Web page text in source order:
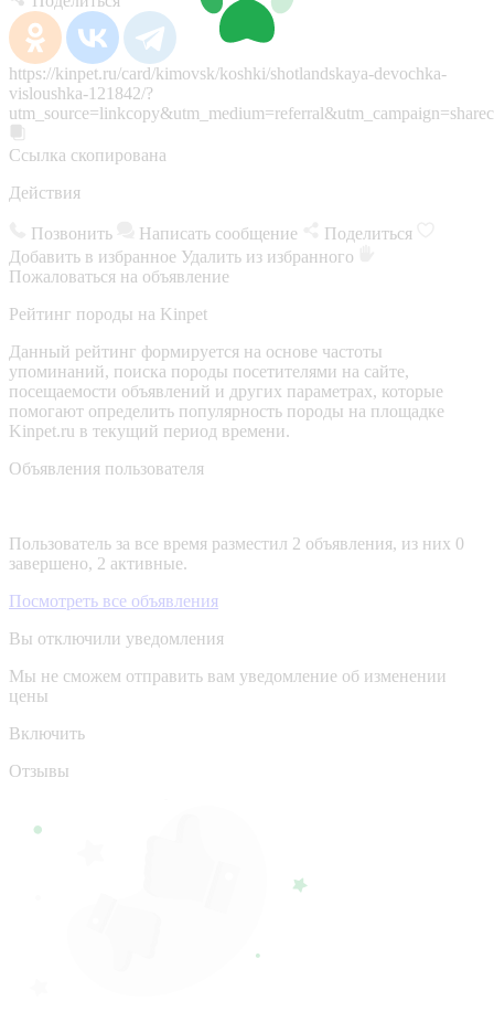
https://kinpet.ru/card/kimovsk/koshki/shotlandskaya-devochka-
visloushka-121842/?
Ссылка скопирована
Действия
Позвонить Написать сообщение
Поделиться
Добавить в избранное Удалить из избранного
Пожаловаться на объявление
Рейтинг породы на Kinpet
Данный рейтинг формируется на основе частоты
упоминаний, поиска породы посетителями на сайте,
посещаемости объявлений и других параметрах, которые
помогают определить популярность породы на площадке
Kinpet.ru в текущий период времени.
Объявления пользователя
Пользователь за все время разместил 2 объявления, из них 0
завершено, 2 активные.
Посмотреть все объявления
Вы отключили уведомления
Мы не сможем отправить вам уведомление об изменении
цены
Включить
Отзывы